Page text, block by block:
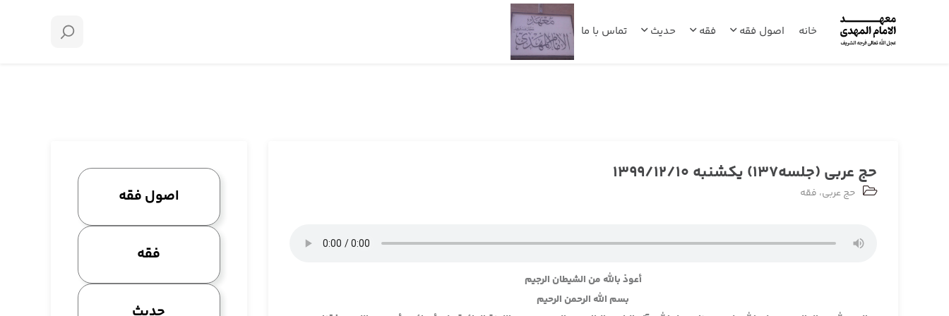
خانه اصول فقه فقه حدیث تماس با ما
حج عربی (جلسه137) یکشنبه 1399/12/10
حج عربی، فقه
أعوذ بالله من الشيطان الرجيم
بسم الله الرحمن الرحيم
اصول فقه
فقه